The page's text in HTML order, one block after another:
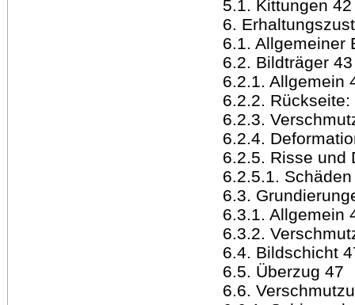
5.1. Kittungen 42
6.
6.1. Allgemeiner
6.2. Bildträger 43
6.2.1. Allgemein
6.2.2. Rückseite:
6.2.3.
6.2.4.
6.2.5. Risse und
6.2.5.1.
6.3.
6.3.1. Allgemein
6.3.2.
6.4. Bildschicht
6.5. Überzug 47
6.6.